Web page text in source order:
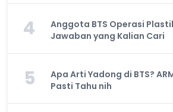
4
Anggota BTS Operasi
Jawaban yang Kalian Cari
5
Apa Arti Yadong di BTS?
Pasti Tahu nih